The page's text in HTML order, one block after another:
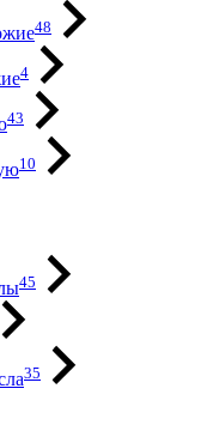
48
4
43
10
45
35